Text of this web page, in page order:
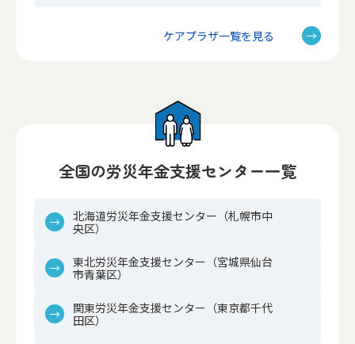
ケアプラザ一覧を見る
全国の労災年金支援センター一覧
北海道労災年金支援センター（札幌市中
央区）
東北労災年金支援センター（宮城県仙台
市青葉区）
関東労災年金支援センター（東京都千代
田区）